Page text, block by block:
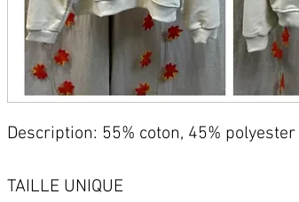
Description: 55% coton, 45% polyester
TAILLE UNIQUE